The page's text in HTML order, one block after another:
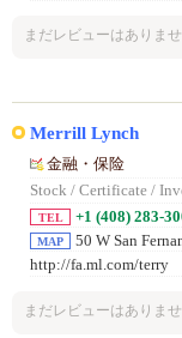
まだレビューはありませ
Merrill Lynch
金融・保险
Stock / Certificate /
TEL +1 (408) 283-
MAP 50 W San
http://fa.ml.com/terry
まだレビューはありませ